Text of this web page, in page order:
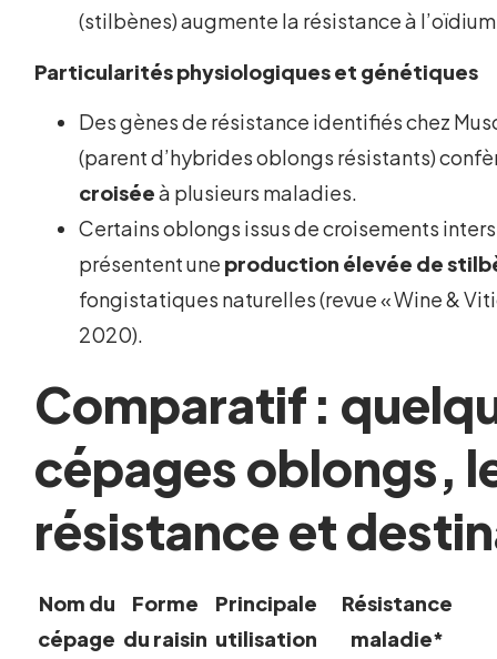
(stilbènes) augmente la résistance à l’oïdium
Particularités physiologiques et génétiques
Des gènes de résistance identifiés chez
(parent d’hybrides oblongs résistants)
croiséeà plusieurs maladies.
Certains oblongs issus de croisements
présentent une production élevée de
fongistatiques naturelles (revue « Wine &
2020).
Comparatif :
cépages oblongs,
résistance et
Nom du
cépage
Forme
du raisin
Principale
utilisation
Résistance
maladie*